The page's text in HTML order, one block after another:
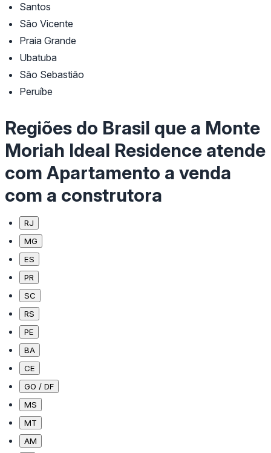
Santos
São Vicente
Praia Grande
Ubatuba
São Sebastião
Peruíbe
Regiões do Brasil que a Monte
Moriah Ideal Residence atende
com Apartamento a venda
com a construtora
RJ
MG
ES
PR
SC
RS
PE
BA
CE
GO / DF
MS
MT
AM